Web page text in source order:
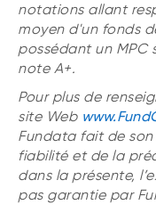
notations allant
moyen d'un fonds
possédant un MPC
note A+.
Pour plus de
site Web
Fundata fait de son
fiabilité et de la
dans la présente,
pas garantie par